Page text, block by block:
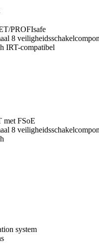
PROFIsafe
8
IRT-compatibel
met FSoE
8
system